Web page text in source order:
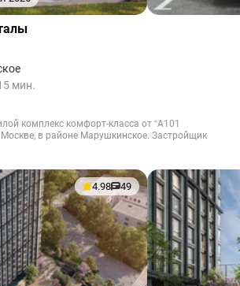
мин.
комплекс комфорт-класса от “А101
в районе Марушкинское. Застройщик
4.98 49